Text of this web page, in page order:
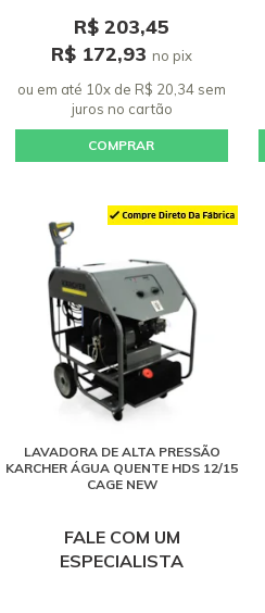
R$ 203,45
R$ 172,93 no pix
ou em até 10x de R$ 20,34 sem
juros no cartão
COMPRAR
LAVADORA DE ALTA PRESSÃO
KARCHER ÁGUA QUENTE HDS 12/15
CAGE NEW
FALE COM UM
ESPECIALISTA